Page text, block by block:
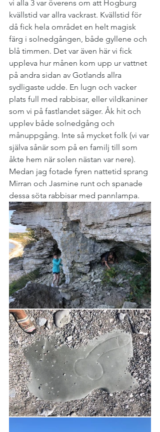
vi alla 3 var överens om att Hogburg
kvällstid var allra vackrast. Kvällstid för
då fick hela området en helt magisk
färg i solnedgången, både gyllene och
blå timmen. Det var även här vi fick
uppleva hur månen kom upp ur vattnet
på andra sidan av Gotlands allra
sydligaste udde. En lugn och vacker
plats full med rabbisar, eller vildkaniner
som vi på fastlandet säger. Åk hit och
upplev både solnedgång och
månuppgång. Inte så mycket folk (vi var
själva sånär som på en familj till som
åkte hem när solen nästan var nere).
Medan jag fotade fyren nattetid sprang
Mirran och Jasmine runt och spanade
dessa söta rabbisar med pannlampa.